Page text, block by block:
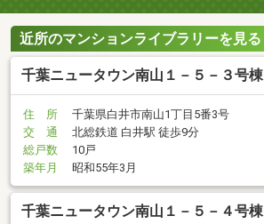
近所のマンションライブラリーを見る
千葉ニュータウン南山１－５－３号棟
住 所
千葉県白井市南山1丁目5番3号
交 通
北総鉄道 白井駅 徒歩9分
総戸数
10戸
築年月
昭和55年3月
千葉ニュータウン南山１－５－４号棟